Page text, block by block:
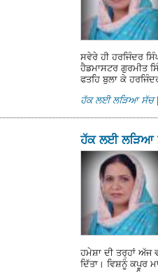
ਸਵੇਰੇ ਹੀ ਹਰਜਿੰਦਰ
ਹੈਡਮਾਸਟਰ ਗੁਰਮੀਤ
ਫਤਹਿ ਬੁਲਾ ਕੇ
ਹੱਕ ਲਈ ਲੜਿਆ ਸੱਚ
ਹੱਕ ਲਈ ਲੜਿਆ
ਹਮੇਸ਼ਾ ਦੀ ਤਰ੍ਹਾਂ ਅੱਜ
ਦਿੱਤਾ। ਵਿਸ਼ਨੂੰ ਕਪੂਰ